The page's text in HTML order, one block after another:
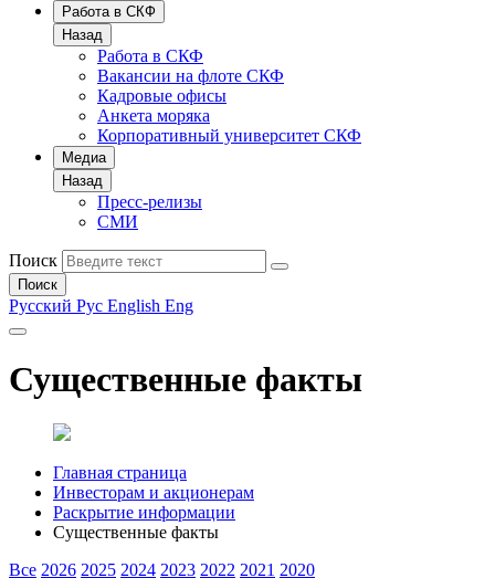
Работа в СКФ
Назад
Работа в СКФ
Вакансии на флоте СКФ
Кадровые офисы
Анкета моряка
Корпоративный университет СКФ
Медиа
Назад
Пресс-релизы
СМИ
Поиск
Поиск
Русский Рус English Eng
Существенные факты
Главная страница
Инвесторам и акционерам
Раскрытие информации
Существенные факты
Все 2026 2025 2024 2023 2022 2021 2020